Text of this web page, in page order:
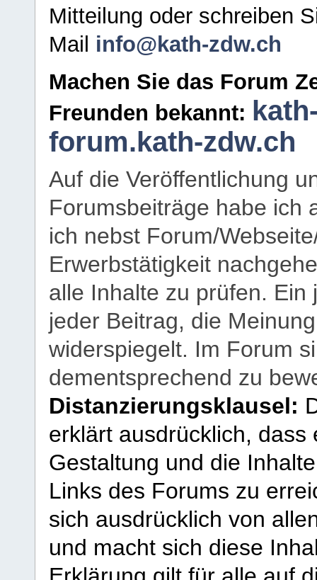
Mitteilung oder schreiben
Mail info@kath-zdw.ch
Machen Sie das Forum
Freunden bekannt:
forum.kath-zdw.ch
Auf die Veröffentlichung
Forumsbeiträge habe ich
ich nebst Forum/
Erwerbstätigkeit
alle Inhalte zu prüfen.
jeder Beitrag, die
widerspiegelt. Im Forum
dementsprechend zu
Distanzierungsklausel:
erklärt ausdrücklich,
Gestaltung und die
Links des Forums zu
sich ausdrücklich von
und macht sich diese